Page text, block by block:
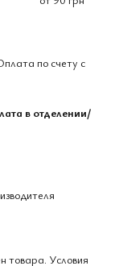
по счету с
в отделении/
товара. Условия